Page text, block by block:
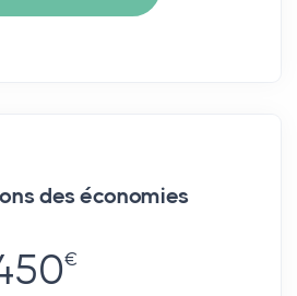
des économies
€